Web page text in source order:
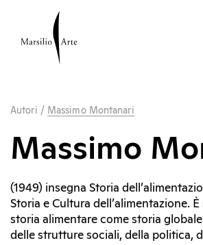
Autori / Massimo Montanari
Massimo
(1949) insegna Storia
Storia e Cultura dell’alimentazione.
storia alimentare come storia
delle strutture sociali, della politica,